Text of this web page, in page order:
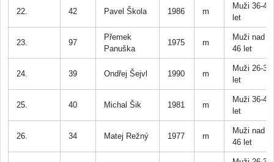
22. 42 Pavel Škola 1986 m
Muži 36-45
let
23. 97
Přemek
Panuška
1975 m
Muži nad
46 let
24. 39 Ondřej Šejvl 1990 m
Muži 26-35
let
25. 40 Michal Šik 1981 m
Muži 36-45
let
26. 34 Matej Režný 1977 m
Muži nad
46 let